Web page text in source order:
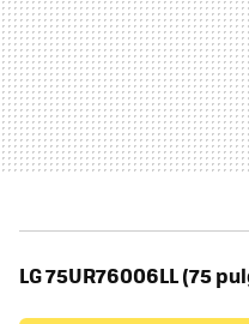
LG 75UR76006LL (75